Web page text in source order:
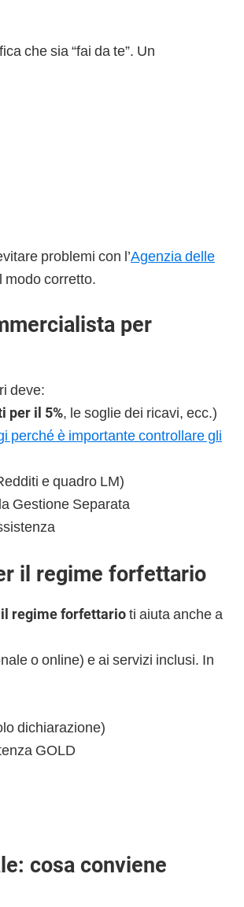
che sia “fai da te”. Un
problemi con l’Agenzia delle
modo corretto.
per
deve:
per il 5%, le soglie dei ricavi, ecc.)
perché è importante controllare gli
e quadro LM)
Gestione Separata
il regime forfettario
regime forfettarioti aiuta anche a
o online) e ai servizi inclusi. In
dichiarazione)
GOLD
cosa conviene